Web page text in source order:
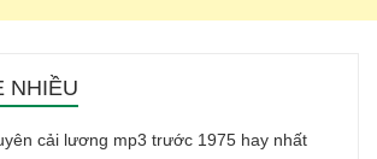
NHIỀU
cải lương mp3 trước 1975 hay nhất